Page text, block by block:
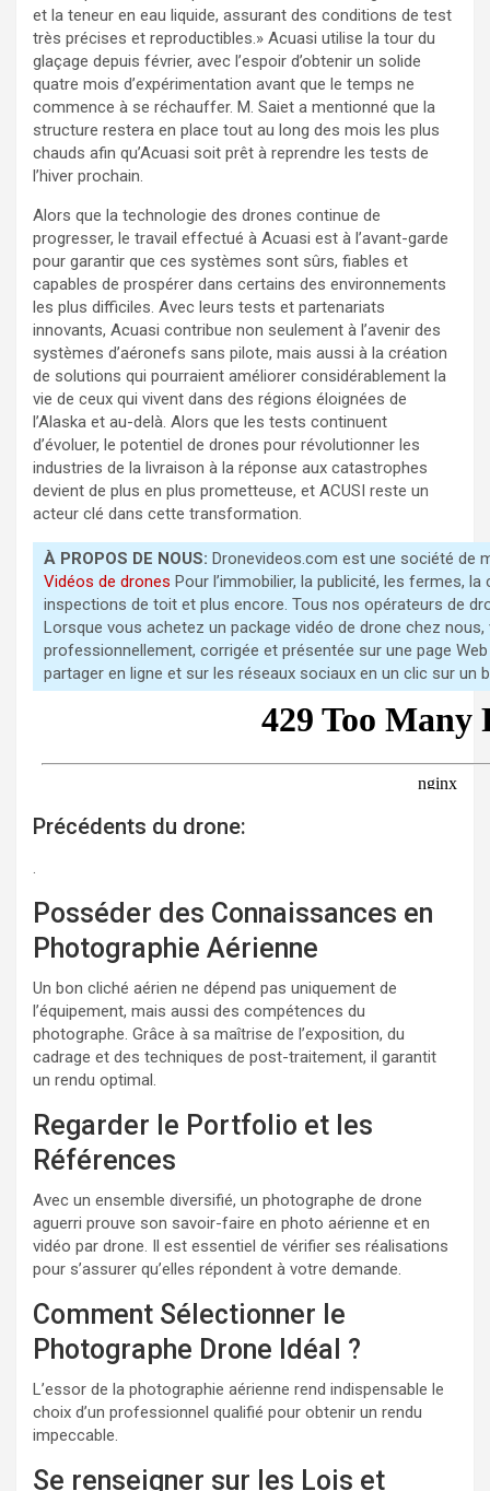
et la teneur en eau liquide, assurant des conditions de test
très précises et reproductibles.» Acuasi utilise la tour du
glaçage depuis février, avec l’espoir d’obtenir un solide
quatre mois d’expérimentation avant que le temps ne
commence à se réchauffer. M. Saiet a mentionné que la
structure restera en place tout au long des mois les plus
chauds afin qu’Acuasi soit prêt à reprendre les tests de
l’hiver prochain.
Alors que la technologie des drones continue de
progresser, le travail effectué à Acuasi est à l’avant-garde
pour garantir que ces systèmes sont sûrs, fiables et
capables de prospérer dans certains des environnements
les plus difficiles. Avec leurs tests et partenariats
innovants, Acuasi contribue non seulement à l’avenir des
systèmes d’aéronefs sans pilote, mais aussi à la création
de solutions qui pourraient améliorer considérablement la
vie de ceux qui vivent dans des régions éloignées de
l’Alaska et au-delà. Alors que les tests continuent
d’évoluer, le potentiel de drones pour révolutionner les
industries de la livraison à la réponse aux catastrophes
devient de plus en plus prometteuse, et ACUSI reste un
acteur clé dans cette transformation.
À PROPOS DE NOUS: Dronevideos.com est une société de
Vidéos de drones Pour l’immobilier, la publicité, les fermes,
inspections de toit et plus encore. Tous nos opérateurs de
Lorsque vous achetez un package vidéo de drone chez
professionnellement, corrigée et présentée sur une page
partager en ligne et sur les réseaux sociaux en un clic sur un
Précédents du drone:
Post-
navigation
.
Posséder des Connaissances en
Photographie Aérienne
Un bon cliché aérien ne dépend pas uniquement de
l’équipement, mais aussi des compétences du
photographe. Grâce à sa maîtrise de l’exposition, du
cadrage et des techniques de post-traitement, il garantit
un rendu optimal.
Regarder le Portfolio et les
Références
Avec un ensemble diversifié, un photographe de drone
aguerri prouve son savoir-faire en photo aérienne et en
vidéo par drone. Il est essentiel de vérifier ses réalisations
pour s’assurer qu’elles répondent à votre demande.
Comment Sélectionner le
Photographe Drone Idéal ?
L’essor de la photographie aérienne rend indispensable le
choix d’un professionnel qualifié pour obtenir un rendu
impeccable.
Se renseigner sur les Lois et